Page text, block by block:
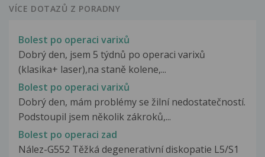
VÍCE DOTAZŮ Z PORADNY
Bolest po operaci varixů
Dobrý den, jsem 5 týdnů po operaci varixů
(klasika+ laser),na staně kolene,...
Bolest po operaci varixů
Dobrý den, mám problémy se žilní nedostatečností.
Podstoupil jsem několik zákroků,...
Bolest po operaci zad
Nález-G552 Těžká degenerativní diskopatie L5/S1